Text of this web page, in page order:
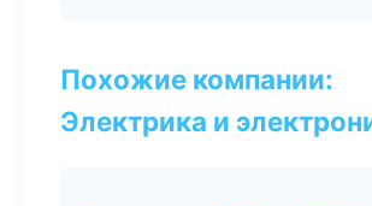
Похожие компании:
Электрика и